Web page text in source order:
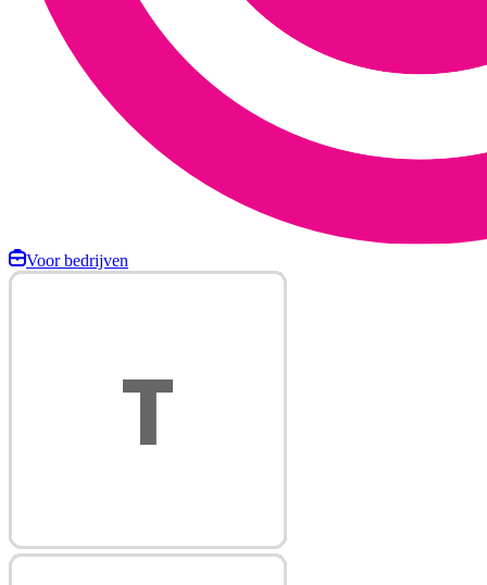
Voor bedrijven